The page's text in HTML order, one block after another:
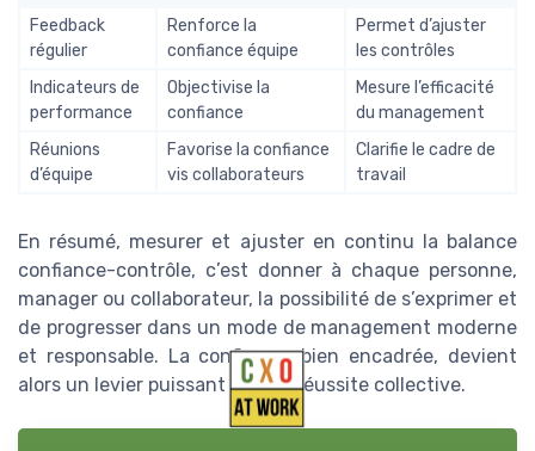
Feedback
régulier
Renforce la
confiance équipe
Permet d’ajuster
les contrôles
Indicateurs de
performance
Objectivise la
confiance
Mesure l’efficacité
du management
Réunions
d’équipe
Favorise la confiance
vis collaborateurs
Clarifie le cadre de
travail
En résumé, mesurer et ajuster en continu la balance
confiance-contrôle, c’est donner à chaque personne,
manager ou collaborateur, la possibilité de s’exprimer et
de progresser dans un mode de management moderne
et responsable. La confiance, bien encadrée, devient
alors un levier puissant pour la réussite collective.